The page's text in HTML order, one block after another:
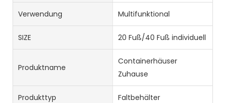
Verwendung Multifunktional
SIZE 20 Fuß/40 Fuß individuell
Produktname
Containerhäuser
Zuhause
Produkttyp Faltbehälter